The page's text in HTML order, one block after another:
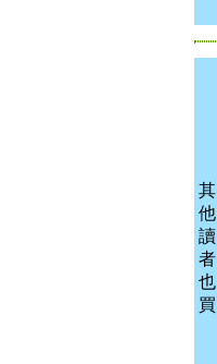
其
他
讀
者
也
買